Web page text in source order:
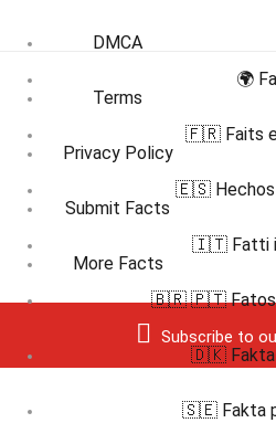
DMCA
Terms
Privacy Policy
Submit Facts
More Facts
Subscribe to
🌍
🇫🇷 Faits
🇪🇸 Hechos
🇮🇹 Fatti
🇧🇷 🇵🇹 Fatos
🇩🇰 Fakta
🇸🇪 Fakta